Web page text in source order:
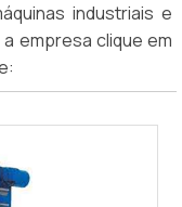
industriais e
empresa clique em